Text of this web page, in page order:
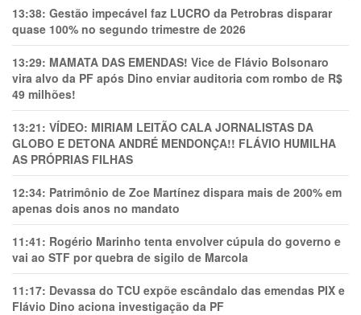
13:38: Gestão impecável faz LUCRO da Petrobras disparar
quase 100% no segundo trimestre de 2026
13:29: MAMATA DAS EMENDAS! Vice de Flávio Bolsonaro
vira alvo da PF após Dino enviar auditoria com rombo de R$
49 milhões!
13:21: VÍDEO: MIRIAM LEITÃO CALA JORNALISTAS DA
GLOBO E DETONA ANDRÉ MENDONÇA!! FLÁVIO HUMILHA
AS PRÓPRIAS FILHAS
12:34: Patrimônio de Zoe Martínez dispara mais de 200% em
apenas dois anos no mandato
11:41: Rogério Marinho tenta envolver cúpula do governo e
vai ao STF por quebra de sigilo de Marcola
11:17: Devassa do TCU expõe escândalo das emendas PIX e
Flávio Dino aciona investigação da PF